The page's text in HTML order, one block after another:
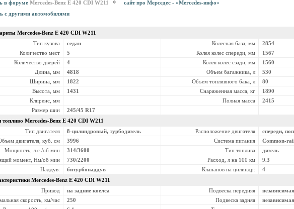
в форуме Mercedes-Benz E 420 CDI W211
сайт про Мерседес - «Mercedes-инфо»
с другими автомобилями
Mercedes-Benz E 420 CDI W211
Тип кузова
седан Колесная база, мм
2854
Количество мест
5 Колея колес спереди, мм
1567
Количество дверей
4 Колея колес сзади, мм
1560
Длина, мм
4818 Объем багажника, л
530
Ширина, мм
1822 Объем топливного бака, л
80
Высота, мм
1431 Снаряженная масса, кг
1890
Клиренс, мм
Полная масса
2415
Размер шин
245/45 R17
топливо Mercedes-Benz E 420 CDI W211
Тип двигателя
8-цилиндровый, турбодизель Расположение двигателя
спереди,
двигателя, куб. см
3996 Система питания
Common-
Мощность, л.с./об мин
314/3600 Тип топлива
дизель
момент, Нм/об мин
730/2200 Расход, л на 100 км
9.3
Наддув:
битурбонаддув Клапанов на цилиндр:
4
Mercedes-Benz E 420 CDI W211
Привод
на задние коелса Подвеска передняя
скорость, км/час
250 Подвеска задняя